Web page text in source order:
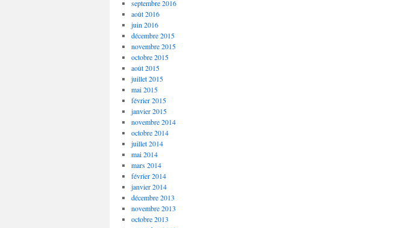
septembre 2016
août 2016
juin 2016
décembre 2015
novembre 2015
octobre 2015
août 2015
juillet 2015
mai 2015
février 2015
janvier 2015
novembre 2014
octobre 2014
juillet 2014
mai 2014
mars 2014
février 2014
janvier 2014
décembre 2013
novembre 2013
octobre 2013